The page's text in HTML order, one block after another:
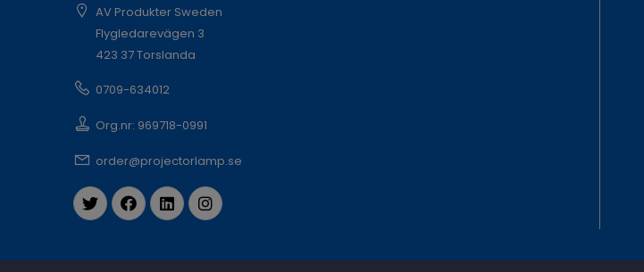
AV Produkter Sweden
Flygledarevägen 3
423 37 Torslanda
0709-634012
Org.nr: 969718-0991
order@projectorlamp.se